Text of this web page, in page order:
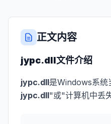
正文内容
jypc.dll文件介绍
jypc.dll是Windows系统
jypc.dll"或"计算机中丢